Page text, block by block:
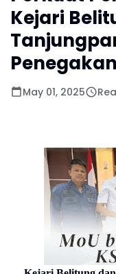
Kejari
May 01, 2025